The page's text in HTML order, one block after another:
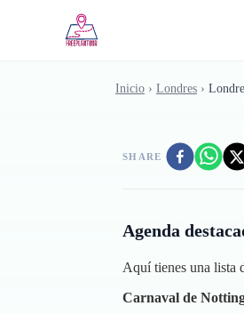
Inicio › Londres ›
SHARE
Agenda
Aquí tienes una lista
Carnaval de